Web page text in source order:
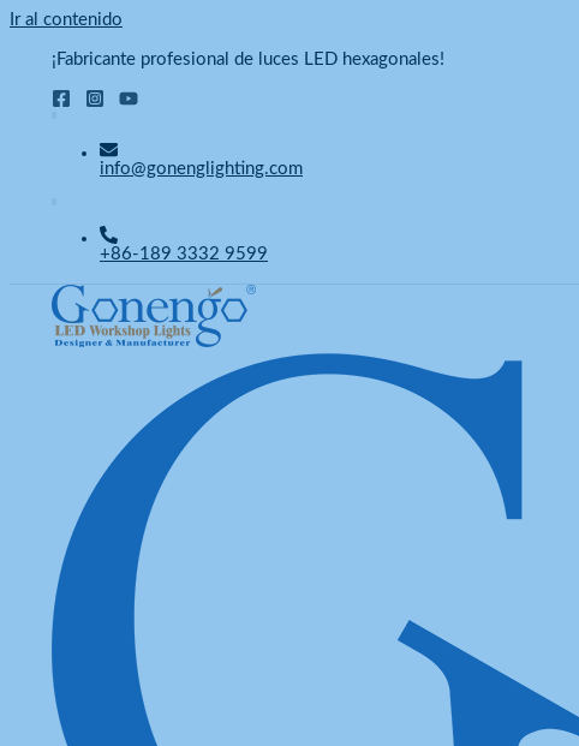
Ir al contenido
¡Fabricante profesional de luces LED hexagonales!
info@gonenglighting.com
+86-189 3332 9599